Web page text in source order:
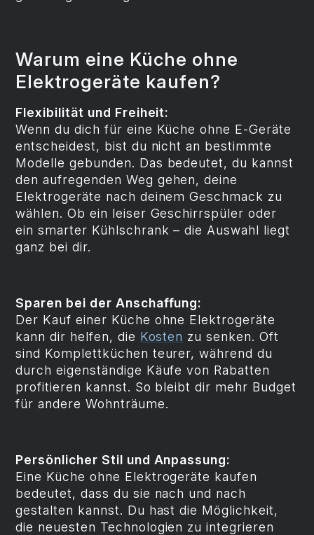
Warum eine Küche ohne
Elektrogeräte kaufen?
Flexibilität und Freiheit:
Wenn du dich für eine Küche ohne E-Geräte
entscheidest, bist du nicht an bestimmte
Modelle gebunden. Das bedeutet, du kannst
den aufregenden Weg gehen, deine
Elektrogeräte nach deinem Geschmack zu
wählen. Ob ein leiser Geschirrspüler oder
ein smarter Kühlschrank – die Auswahl liegt
ganz bei dir.
Sparen bei der Anschaffung:
Der Kauf einer Küche ohne Elektrogeräte
kann dir helfen, die Kosten zu senken. Oft
sind Komplettküchen teurer, während du
durch eigenständige Käufe von Rabatten
profitieren kannst. So bleibt dir mehr Budget
für andere Wohnträume.
Persönlicher Stil und Anpassung:
Eine Küche ohne Elektrogeräte kaufen
bedeutet, dass du sie nach und nach
gestalten kannst. Du hast die Möglichkeit,
die neuesten Technologien zu integrieren